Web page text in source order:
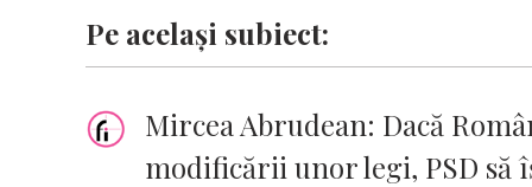
Pe același subiect:
Mircea Abrudean: Dacă
modificării unor legi, PSD să